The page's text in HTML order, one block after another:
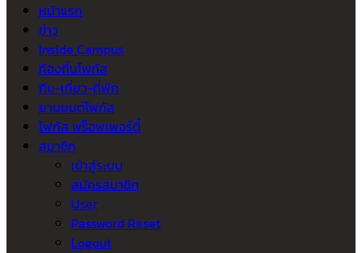
หน้าแรก
ข่าว
Inside Campus
ท้องถิ่นโฟกัส
กิน-เที่ยว-ที่พัก
ยานยนต์โฟกัส
โฟกัส พร็อพเพอร์ตี้
สมาชิก
เข้าสู่ระบบ
สมัครสมาชิก
User
Password Reset
Logout